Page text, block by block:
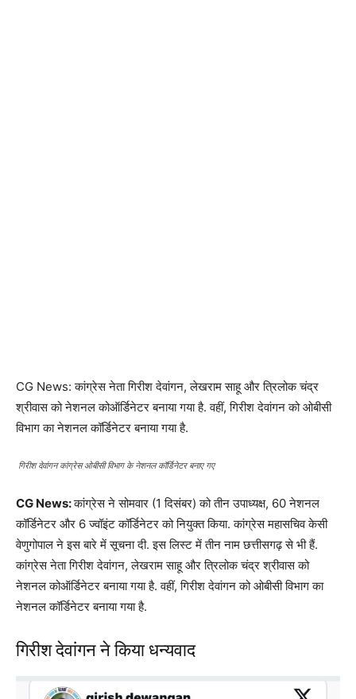
CG News: कांग्रेस नेता गिरीश देवांगन, लेखराम साहू और त्रिलोक चंद्र
श्रीवास को नेशनल कोऑर्डिनेटर बनाया गया है. वहीं, गिरीश देवांगन को ओबीसी
विभाग का नेशनल कॉर्डिनेटर बनाया गया है.
गिरीश देवांगन कांग्रेस ओबीसी विभाग के नेशनल कॉर्डिनेटर बनाए गए
CG News:कांग्रेस ने सोमवार (1 दिसंबर) को तीन उपाध्यक्ष, 60 नेशनल
कॉर्डिनेटर और 6 ज्वॉइंट कॉर्डिनेटर को नियुक्त किया. कांग्रेस महासचिव केसी
वेणुगोपाल ने इस बारे में सूचना दी. इस लिस्ट में तीन नाम छत्तीसगढ़ से भी हैं.
कांग्रेस नेता गिरीश देवांगन, लेखराम साहू और त्रिलोक चंद्र श्रीवास को
नेशनल कोऑर्डिनेटर बनाया गया है. वहीं, गिरीश देवांगन को ओबीसी विभाग का
नेशनल कॉर्डिनेटर बनाया गया है.
गिरीश देवांगन ने किया धन्यवाद